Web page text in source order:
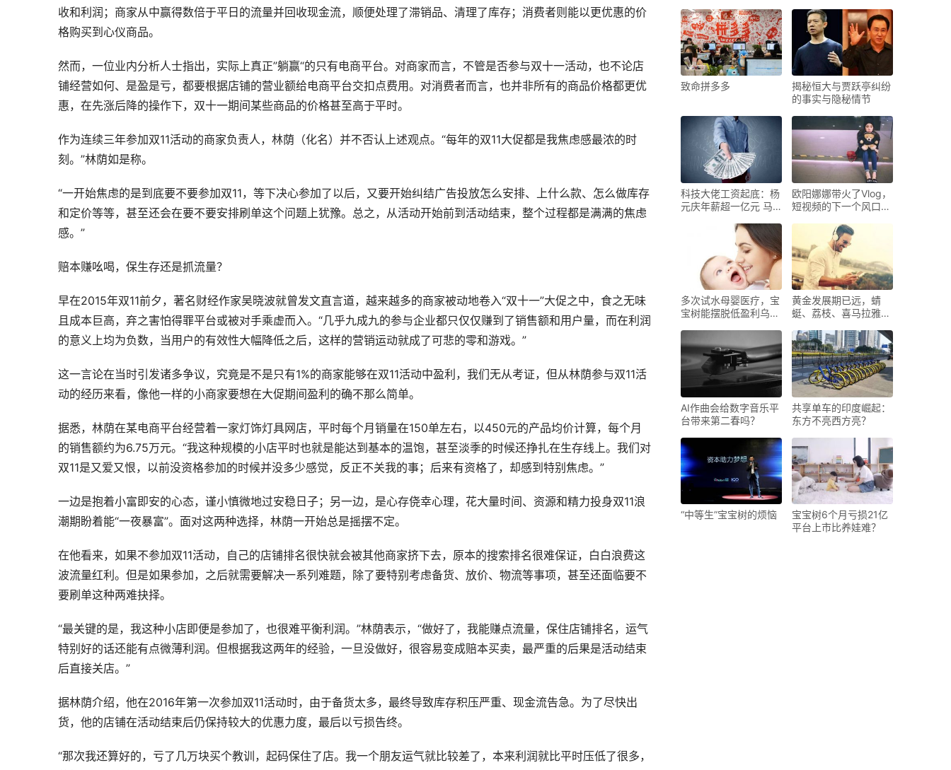
收和利润；商家从中赢得数倍于平日的流量并回收现金流，顺便处理了滞销品、清理了库存；消费者则能以更优惠的价
格购买到心仪商品。
然而，一位业内分析人士指出，实际上真正”躺赢“的只有电商平台。对商家而言，不管是否参与双十一活动，也不论店
铺经营如何、是盈是亏，都要根据店铺的营业额给电商平台交扣点费用。对消费者而言，也并非所有的商品价格都更优
惠，在先涨后降的操作下，双十一期间某些商品的价格甚至高于平时。
作为连续三年参加双11活动的商家负责人，林荫（化名）并不否认上述观点。“每年的双11大促都是我焦虑感最浓的时
刻。”林荫如是称。
“一开始焦虑的是到底要不要参加双11，等下决心参加了以后，又要开始纠结广告投放怎么安排、上什么款、怎么做库存
和定价等等，甚至还会在要不要安排刷单这个问题上犹豫。总之，从活动开始前到活动结束，整个过程都是满满的焦虑
感。”
赔本赚吆喝，保生存还是抓流量？
早在2015年双11前夕，著名财经作家吴晓波就曾发文直言道，越来越多的商家被动地卷入“双十一”大促之中，食之无味
且成本巨高，弃之害怕得罪平台或被对手乘虚而入。“几乎九成九的参与企业都只仅仅赚到了销售额和用户量，而在利润
的意义上均为负数，当用户的有效性大幅降低之后，这样的营销运动就成了可悲的零和游戏。”
这一言论在当时引发诸多争议，究竟是不是只有1%的商家能够在双11活动中盈利，我们无从考证，但从林荫参与双11活
动的经历来看，像他一样的小商家要想在大促期间盈利的确不那么简单。
据悉，林荫在某电商平台经营着一家灯饰灯具网店，平时每个月销量在150单左右，以450元的产品均价计算，每个月
的销售额约为6.75万元。“我这种规模的小店平时也就是能达到基本的温饱，甚至淡季的时候还挣扎在生存线上。我们对
双11是又爱又恨，以前没资格参加的时候并没多少感觉，反正不关我的事；后来有资格了，却感到特别焦虑。”
一边是抱着小富即安的心态，谨小慎微地过安稳日子；另一边，是心存侥幸心理，花大量时间、资源和精力投身双11浪
潮期盼着能“一夜暴富”。面对这两种选择，林荫一开始总是摇摆不定。
在他看来，如果不参加双11活动，自己的店铺排名很快就会被其他商家挤下去，原本的搜索排名很难保证，白白浪费这
波流量红利。但是如果参加，之后就需要解决一系列难题，除了要特别考虑备货、放价、物流等事项，甚至还面临要不
要刷单这种两难抉择。
“最关键的是，我这种小店即便是参加了，也很难平衡利润。”林荫表示，“做好了，我能赚点流量，保住店铺排名，运气
特别好的话还能有点微薄利润。但根据我这两年的经验，一旦没做好，很容易变成赔本买卖，最严重的后果是活动结束
后直接关店。”
据林荫介绍，他在2016年第一次参加双11活动时，由于备货太多，最终导致库存积压严重、现金流告急。为了尽快出
货，他的店铺在活动结束后仍保持较大的优惠力度，最后以亏损告终。
“那次我还算好的，亏了几万块买个教训，起码保住了店。我一个朋友运气就比较差了，本来利润就比平时压低了很多，
致命拼多多
揭秘恒大与贾跃亭纠纷
的事实与隐秘情节
科技大佬工资起底：杨
元庆年薪超一亿元 马
欧阳娜娜带火了Vlog，
短视频的下一个风口真
多次试水母婴医疗，宝
宝树能摆脱低盈利乌云
黄金发展期已远，蜻
蜓、荔枝、喜马拉雅们
AI作曲会给数字音乐平
台带来第二春吗？
共享单车的印度崛起：
东方不亮西方亮？
“中等生”宝宝树的烦恼
宝宝树6个月亏损21亿
平台上市比养娃难？